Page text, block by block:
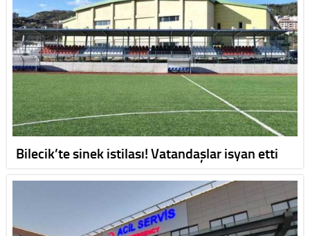
Bilecik’te sinek istilası! Vatandaşlar isyan etti